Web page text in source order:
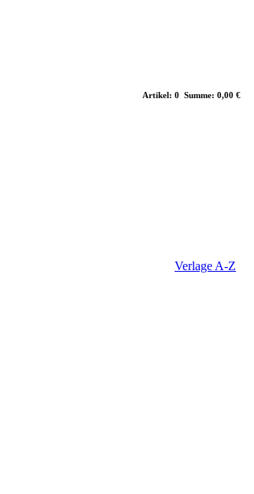
Artikel: 0 Summe: 0,00 €
Verlage A-Z